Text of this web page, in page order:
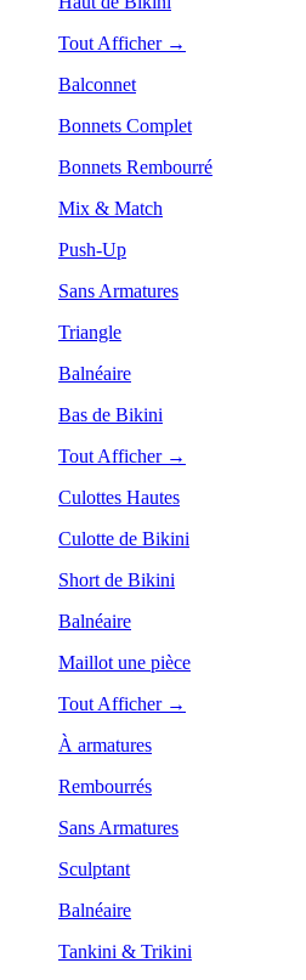
Tout Afficher →
Balconnet
Bonnets Complet
Bonnets Rembourré
Mix & Match
Push-Up
Sans Armatures
Triangle
Balnéaire
Bas de Bikini
Tout Afficher →
Culottes Hautes
Culotte de Bikini
Short de Bikini
Balnéaire
Maillot une pièce
Tout Afficher →
À armatures
Rembourrés
Sans Armatures
Sculptant
Balnéaire
Tankini & Trikini